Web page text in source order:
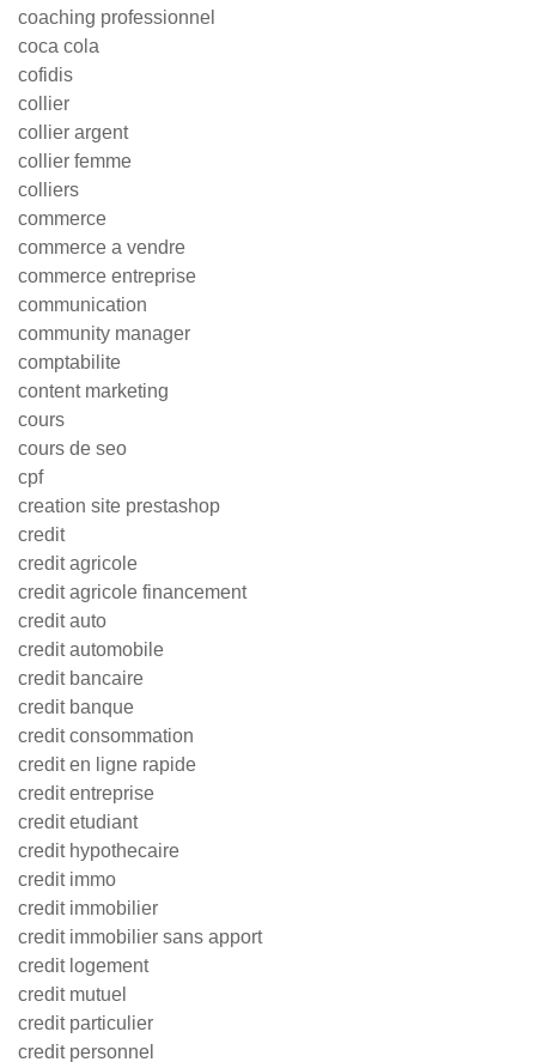
coaching professionnel
coca cola
cofidis
collier
collier argent
collier femme
colliers
commerce
commerce a vendre
commerce entreprise
communication
community manager
comptabilite
content marketing
cours
cours de seo
cpf
creation site prestashop
credit
credit agricole
credit agricole financement
credit auto
credit automobile
credit bancaire
credit banque
credit consommation
credit en ligne rapide
credit entreprise
credit etudiant
credit hypothecaire
credit immo
credit immobilier
credit immobilier sans apport
credit logement
credit mutuel
credit particulier
credit personnel